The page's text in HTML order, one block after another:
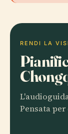
RENDI LA
Pensata